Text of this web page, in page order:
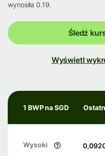
wynosiła 0.19.
Śledź
Wyświetl
1 BWP na SGD
Wysoki